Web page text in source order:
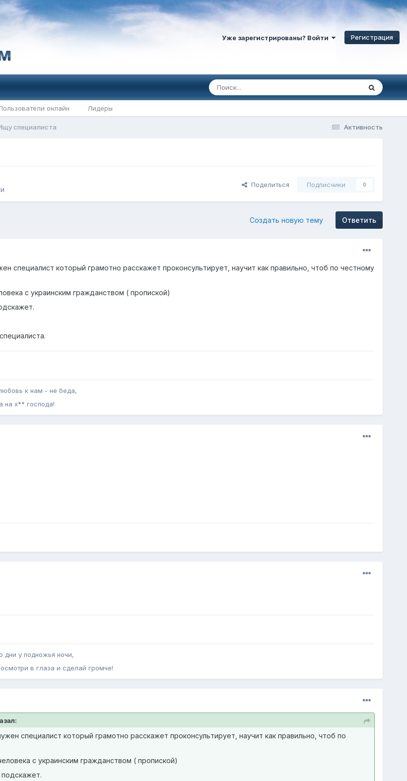
Уже зарегистрированы? Войти Регистрация
онлайн Лидеры
Активность
специалиста
Поделиться Подписчики 0
Ответить
Создать новую тему
специалист который грамотно расскажет проконсультирует, научит как правильно, чтоб по честному
с украинским гражданством ( пропиской)
к нам - не беда,
на х** господа!
дни у подножья ночи,
в глаза и сделай громче!
специалист который грамотно расскажет проконсультирует, научит как правильно, чтоб по
с украинским гражданством ( пропиской)